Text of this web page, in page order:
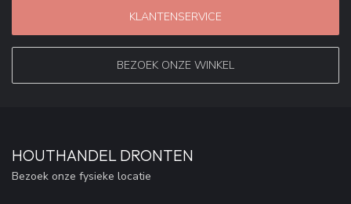
KLANTENSERVICE
BEZOEK ONZE WINKEL
HOUTHANDEL DRONTEN
Bezoek onze fysieke locatie